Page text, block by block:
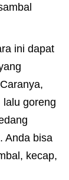
ini dapat
lalu goreng
Anda bisa
kecap,